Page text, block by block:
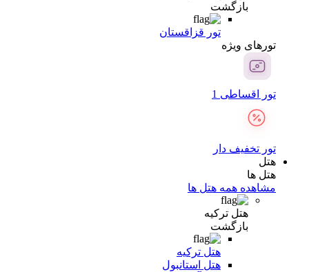
بازگشت
تور قزاقستان
تور‌های ویژه
تور اقساطی 1
تور تخفیف دار
هتل
هتل ها
مشاهده همه هتل ها
هتل ترکیه
بازگشت
هتل ترکیه
هتل استانبول